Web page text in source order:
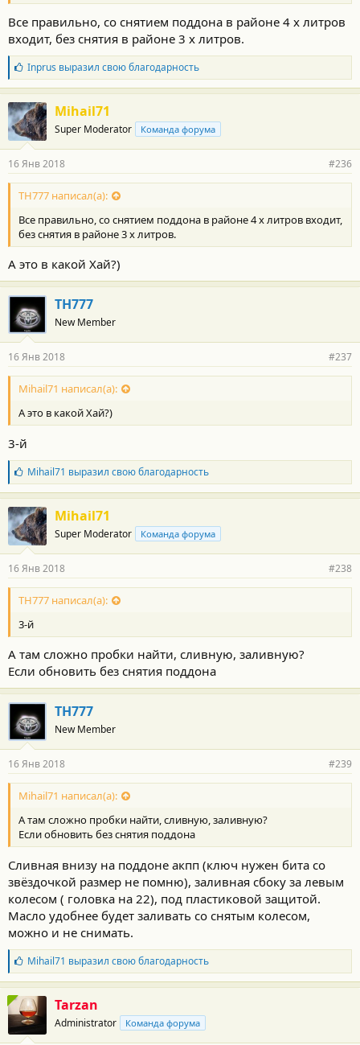
Все правильно, со снятием поддона в районе 4 х литров
входит, без снятия в районе 3 х литров.
Б
л
а
г
о
д
а
н
о
с
и
:
Inprus выразил свою благодарность
Mihail71
Super Moderator Команда форума
16 Янв 2018 #236
TH777 написал(а):
Все правильно, со снятием поддона в районе 4 х литров входит,
без снятия в районе 3 х литров.
А это в какой Хай?)
TH777
New Member
16 Янв 2018 #237
Mihail71 написал(а):
А это в какой Хай?)
3-й
Б
л
а
г
о
д
а
н
о
с
и
:
Mihail71 выразил свою благодарность
Mihail71
Super Moderator Команда форума
16 Янв 2018 #238
TH777 написал(а):
3-й
А там сложно пробки найти, сливную, заливную?
Если обновить без снятия поддона
TH777
New Member
16 Янв 2018 #239
Mihail71 написал(а):
А там сложно пробки найти, сливную, заливную?
Если обновить без снятия поддона
Сливная внизу на поддоне акпп (ключ нужен бита со
звёздочкой размер не помню), заливная сбоку за левым
колесом ( головка на 22), под пластиковой защитой.
Масло удобнее будет заливать со снятым колесом,
можно и не снимать.
Б
л
а
г
о
д
а
Mihail71 выразил свою благодарность
Tarzan
Administrator Команда форума